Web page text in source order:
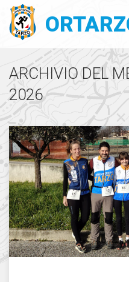
ARCHIVIO DEL
2026